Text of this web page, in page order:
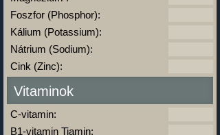
Foszfor (Phosphor):
Kálium (Potassium):
Nátrium (Sodium):
Cink (Zinc):
Vitaminok
C-vitamin:
B1-vitamin Tiamin: